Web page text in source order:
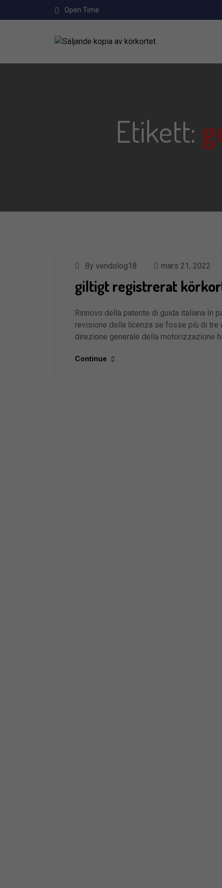
Open Time
Etikett:
By vendolog18 mars 21, 2022
giltigt registrerat
Rinnovo della patente di guida italiana In
revisione della licenza se fosse più di tre
direzione generale della motorizzazione
Continue